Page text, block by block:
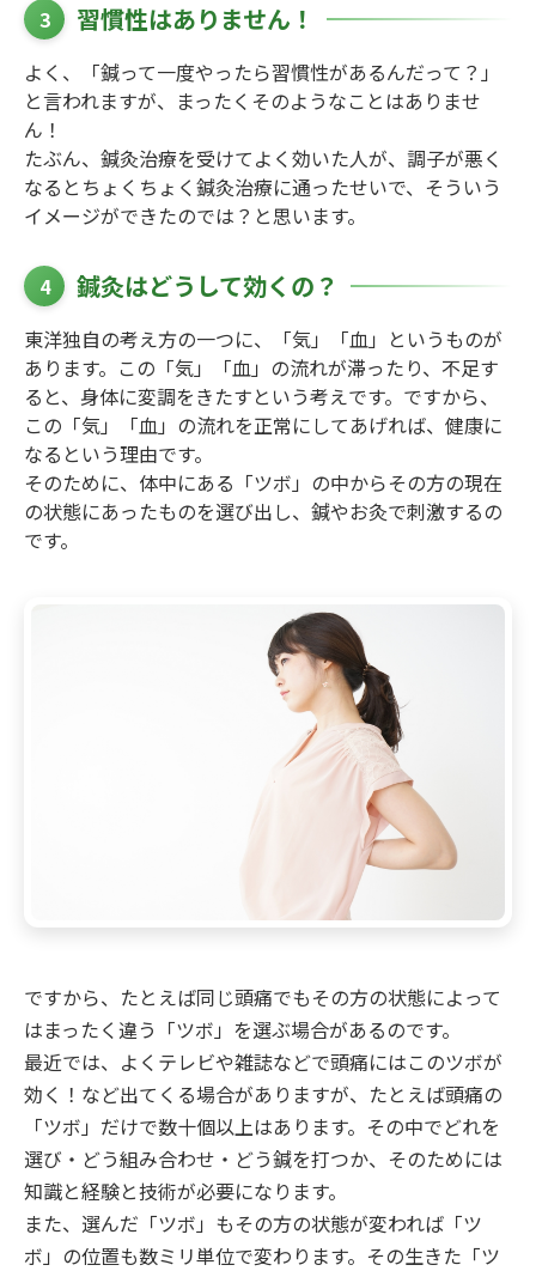
3 習慣性はありません！
よく、「鍼って一度やったら習慣性があるんだって？」
と言われますが、まったくそのようなことはありませ
ん！
たぶん、鍼灸治療を受けてよく効いた人が、調子が悪く
なるとちょくちょく鍼灸治療に通ったせいで、そういう
イメージができたのでは？と思います。
4 鍼灸はどうして効くの？
東洋独自の考え方の一つに、「気」「血」というものが
あります。この「気」「血」の流れが滞ったり、不足す
ると、身体に変調をきたすという考えです。ですから、
この「気」「血」の流れを正常にしてあげれば、健康に
なるという理由です。
そのために、体中にある「ツボ」の中からその方の現在
の状態にあったものを選び出し、鍼やお灸で刺激するの
です。
ですから、たとえば同じ頭痛でもその方の状態によって
はまったく違う「ツボ」を選ぶ場合があるのです。
最近では、よくテレビや雑誌などで頭痛にはこのツボが
効く！など出てくる場合がありますが、たとえば頭痛の
「ツボ」だけで数十個以上はあります。その中でどれを
選び・どう組み合わせ・どう鍼を打つか、そのためには
知識と経験と技術が必要になります。
また、選んだ「ツボ」もその方の状態が変われば「ツ
ボ」の位置も数ミリ単位で変わります。その生きた「ツ